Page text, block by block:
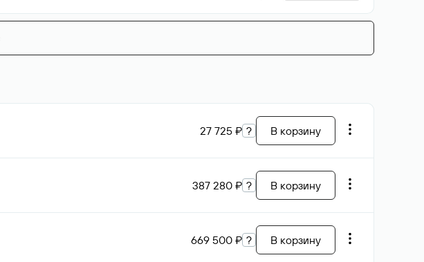
27 725 ₽ ? В корзину
387 280 ₽ ? В корзину
669 500 ₽ ? В корзину